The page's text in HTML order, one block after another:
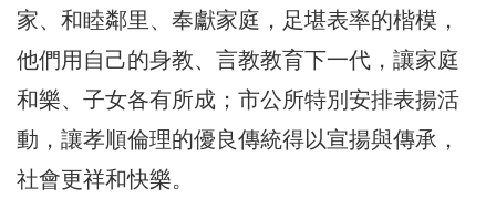
家、和睦鄰里、奉獻家庭，足堪表率的楷模，
他們用自己的身教、言教教育下一代，讓家庭
和樂、子女各有所成；市公所特別安排表揚活
動，讓孝順倫理的優良傳統得以宣揚與傳承，
社會更祥和快樂。